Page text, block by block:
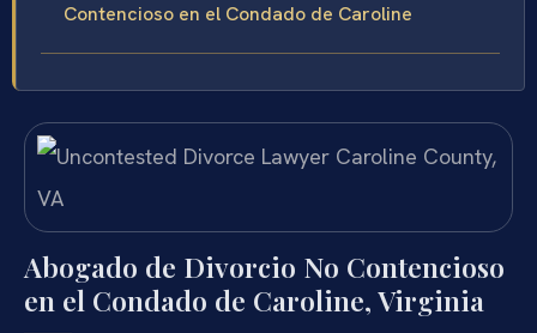
Contencioso en el Condado de Caroline
Abogado de Divorcio No Contencioso
en el Condado de Caroline, Virginia